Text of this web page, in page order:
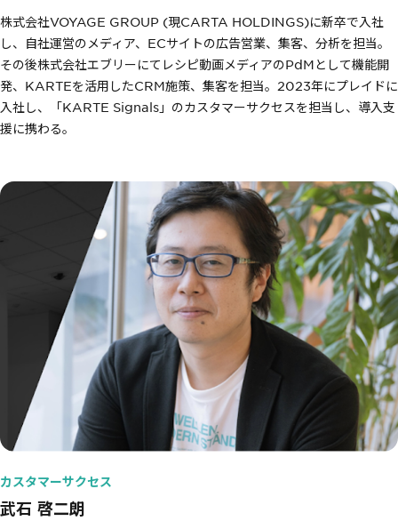
株式会社VOYAGE GROUP (現CARTA HOLDINGS)に新卒で入社
し、自社運営のメディア、ECサイトの広告営業、集客、分析を担当。
その後株式会社エブリーにてレシピ動画メディアのPdMとして機能開
発、KARTEを活用したCRM施策、集客を担当。2023年にプレイドに
入社し、「KARTE Signals」のカスタマーサクセスを担当し、導入支
援に携わる。
カスタマーサクセス
武石 啓二朗